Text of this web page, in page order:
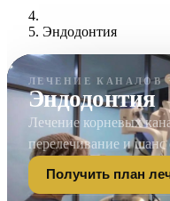
Эндодонтия
ЛЕЧЕНИЕ КАНАЛОВ
Эндодонтия
Лечение корневых
перелечивание и шанс
Получить план